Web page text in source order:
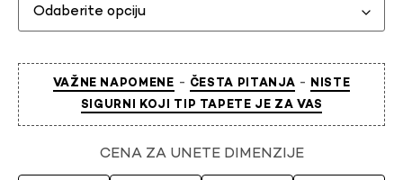
VAŽNE NAPOMENE - ČESTA PITANJA - NISTE
SIGURNI KOJI TIP TAPETE JE ZA VAS
CENA ZA UNETE DIMENZIJE